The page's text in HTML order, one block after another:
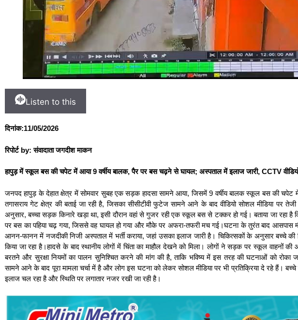
Listen to this
दिनांक:11/05/2026
रिपोर्ट by: संवादाता जगदीश माकन
हापुड़ में स्कूल बस की चपेट में आया 9 वर्षीय बालक, पैर पर बस चढ़ने से घायल; अस्पताल में इलाज जारी, CCTV
जनपद हापुड़ के देहात क्षेत्र में सोमवार सुबह एक सड़क हादसा सामने आया, जिसमें 9 वर्षीय बालक स्कूल बस की
तगासराय गेट क्षेत्र की बताई जा रही है, जिसका सीसीटीवी फुटेज सामने आने के बाद वीडियो सोशल मीडिया पर
अनुसार, बच्चा सड़क किनारे खड़ा था, इसी दौरान वहां से गुजर रही एक स्कूल बस से टक्कर हो गई। बताया जा रहा
पर बस का पहिया चढ़ गया, जिससे वह घायल हो गया और मौके पर अफरा-तफरी मच गई।घटना के तुरंत बाद आसपास
आनन-फानन में नजदीकी निजी अस्पताल में भर्ती कराया, जहां उसका इलाज जारी है। चिकित्सकों के अनुसार बच्चे
किया जा रहा है।हादसे के बाद स्थानीय लोगों में चिंता का माहौल देखने को मिला। लोगों ने सड़क पर स्कूल वाहनों की
बरतने और सुरक्षा नियमों का पालन सुनिश्चित करने की मांग की है, ताकि भविष्य में इस तरह की घटनाओं को रोका
सामने आने के बाद पूरा मामला चर्चा में है और लोग इस घटना को लेकर सोशल मीडिया पर भी प्रतिक्रिया दे रहे हैं।
इलाज चल रहा है और स्थिति पर लगातार नजर रखी जा रही है।